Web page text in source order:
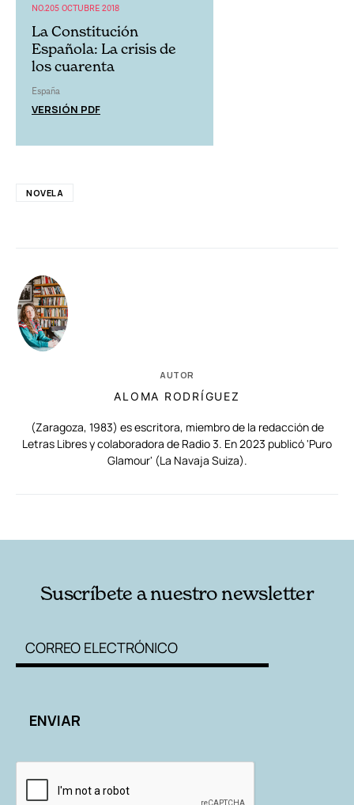
NO.205 OCTUBRE 2018
La Constitución
Española: La crisis de
los cuarenta
España
VERSIÓN PDF
NOVELA
AUTOR
ALOMA RODRÍGUEZ
(Zaragoza, 1983) es escritora, miembro de la redacción de
Letras Libres y colaboradora de Radio 3. En 2023 publicó 'Puro
Glamour' (La Navaja Suiza).
Suscríbete a nuestro newsletter